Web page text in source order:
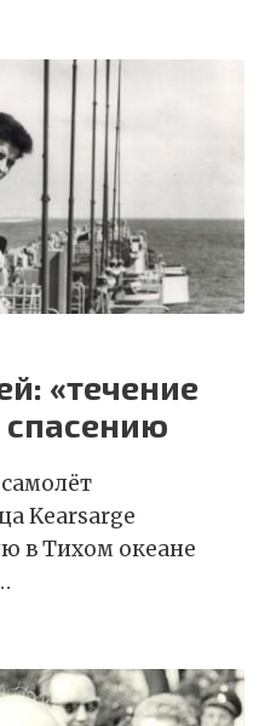
«течение
спасению
Kearsarge
в Тихом океане